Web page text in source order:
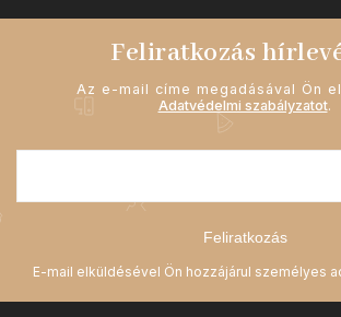
Feliratkozás
Az e-mail címe megadásával Ön
Adatvédelmi szabályzatot.
Feliratkozás